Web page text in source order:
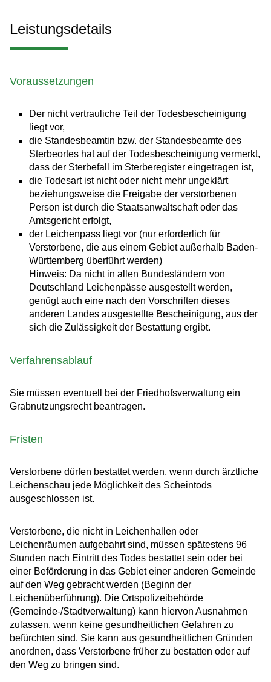
Leistungsdetails
Voraussetzungen
Der nicht vertrauliche Teil der Todesbescheinigung
liegt vor,
die Standesbeamtin bzw. der Standesbeamte des
Sterbeortes hat auf der Todesbescheinigung vermerkt,
dass der Sterbefall im Sterberegister eingetragen ist,
die Todesart ist nicht oder nicht mehr ungeklärt
beziehungsweise die Freigabe der verstorbenen
Person ist durch die Staatsanwaltschaft oder das
Amtsgericht erfolgt,
der Leichenpass liegt vor (nur erforderlich für
Verstorbene, die aus einem Gebiet außerhalb Baden-
Württemberg überführt werden)
Hinweis: Da nicht in allen Bundesländern von
Deutschland Leichenpässe ausgestellt werden,
genügt auch eine nach den Vorschriften dieses
anderen Landes ausgestellte Bescheinigung, aus der
sich die Zulässigkeit der Bestattung ergibt.
Verfahrensablauf
Sie müssen eventuell bei der Friedhofsverwaltung ein
Grabnutzungsrecht beantragen.
Fristen
Verstorbene dürfen bestattet werden, wenn durch ärztliche
Leichenschau jede Möglichkeit des Scheintods
ausgeschlossen ist.
Verstorbene, die nicht in Leichenhallen oder
Leichenräumen aufgebahrt sind, müssen spätestens 96
Stunden nach Eintritt des Todes bestattet sein oder bei
einer Beförderung in das Gebiet einer anderen Gemeinde
auf den Weg gebracht werden (Beginn der
Leichenüberführung). Die Ortspolizeibehörde
(Gemeinde-/Stadtverwaltung) kann hiervon Ausnahmen
zulassen, wenn keine gesundheitlichen Gefahren zu
befürchten sind. Sie kann aus gesundheitlichen Gründen
anordnen, dass Verstorbene früher zu bestatten oder auf
den Weg zu bringen sind.